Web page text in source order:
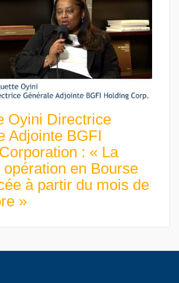
Oyini Directrice
Adjointe BGFI
: « La
en Bourse
à partir du mois de
»